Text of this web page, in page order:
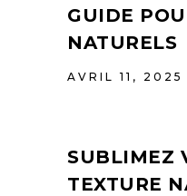
GUIDE
NATURELS
AVRIL 11, 2025
SUBLIMEZ
TEXTURE